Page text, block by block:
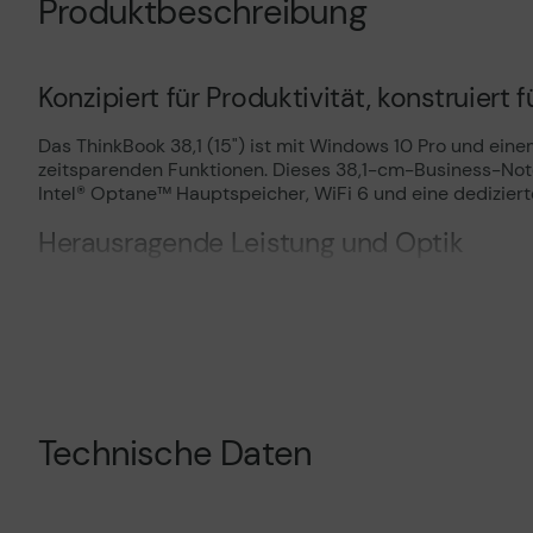
Produktbeschreibung
Konzipiert für Produktivität, konstruiert
Das ThinkBook 38,1 (15") ist mit Windows 10 Pro und
zeitsparenden Funktionen. Dieses 38,1-cm-Business-
Intel® Optane™ Hauptspeicher, WiFi 6 und eine
Herausragende Leistung und Optik
reaktionsschnelle Leistung – auch unterwegs. Dieses
Das ThinkBook 38,1 cm (15") bietet zahlreiche
geht alles noch schneller. Der integrierte
Technische Daten